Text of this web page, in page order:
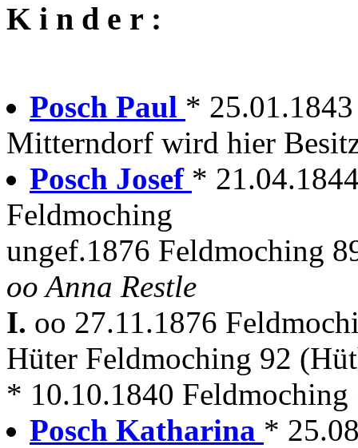
K i n d e r :
Posch Paul *
Mitterndorf wird hier
Posch Josef *
Feldmoching
ungef.1876 Feldmoching
oo Anna Restle
I. oo 27.11.1876
Hüter Feldmoching 92
* 10.10.1840
Posch Katharina *